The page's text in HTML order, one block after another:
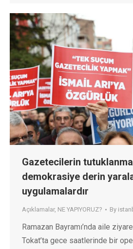
Gazetecilerin
demokrasiye derin
uygulamalardır
Açıklamalar, NE YAPIYORUZ? By
Ramazan Bayramı’nda aile
Tokat’ta gece saatlerinde bir